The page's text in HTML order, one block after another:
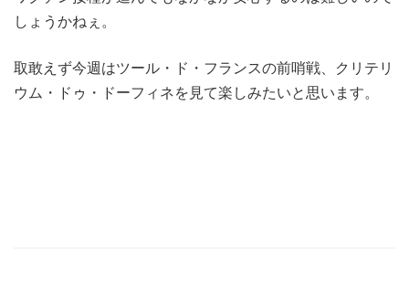
しょうかねぇ。
取敢えず今週はツール・ド・フランスの前哨戦、クリテリ
ウム・ドゥ・ドーフィネを見て楽しみたいと思います。